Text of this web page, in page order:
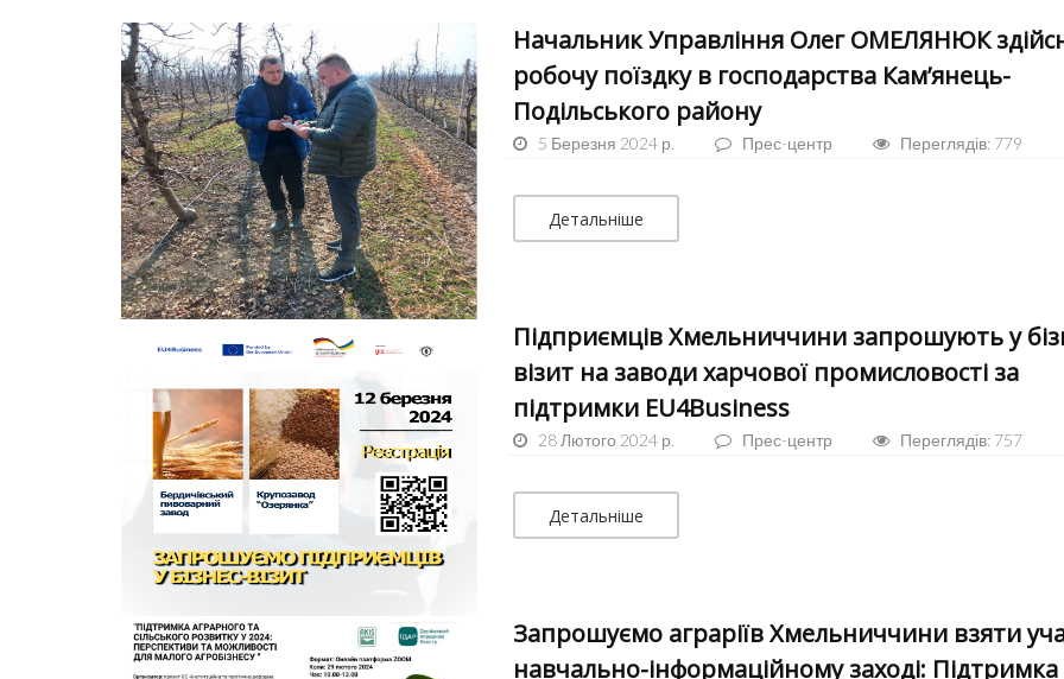
Начальник Управління Олег ОМЕЛЯНЮК
робочу поїздку в господарства Кам’янець-
Подільського району
5 Березня 2024 р. Прес-центр Переглядів: 779
Детальніше
Підприємців Хмельниччини запрошують у
візит на заводи харчової промисловості за
підтримки EU4Business
28 Лютого 2024 р. Прес-центр Переглядів: 757
Детальніше
Запрошуємо аграріїв Хмельниччини взяти
навчально-інформаційному заході: Підтримка